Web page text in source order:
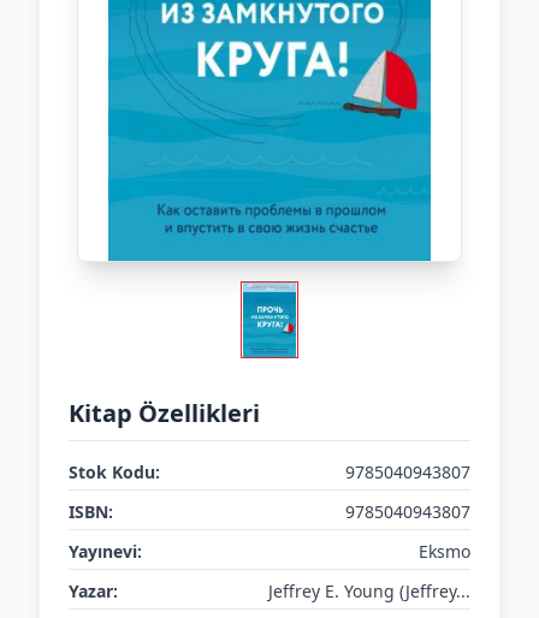
Kitap Özellikleri
Stok Kodu:
9785040943807
ISBN:
9785040943807
Yayınevi:
Eksmo
Yazar:
Jeffrey E. Young (Jeffrey...